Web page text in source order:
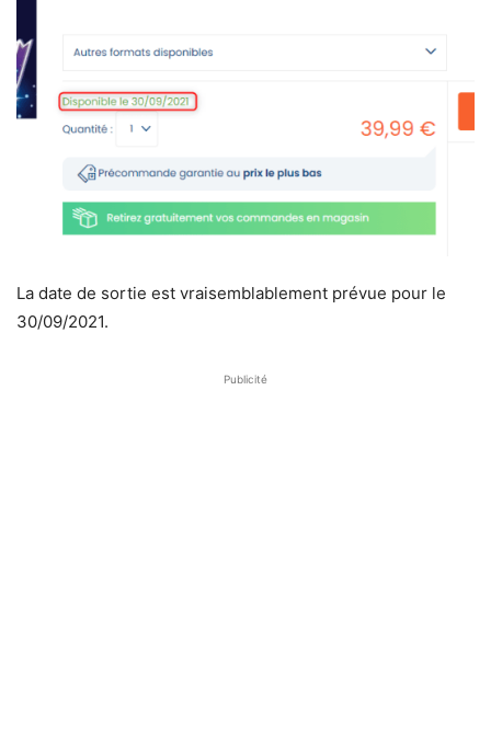
La date de sortie est vraisemblablement prévue pour le
30/09/2021.
Publicité